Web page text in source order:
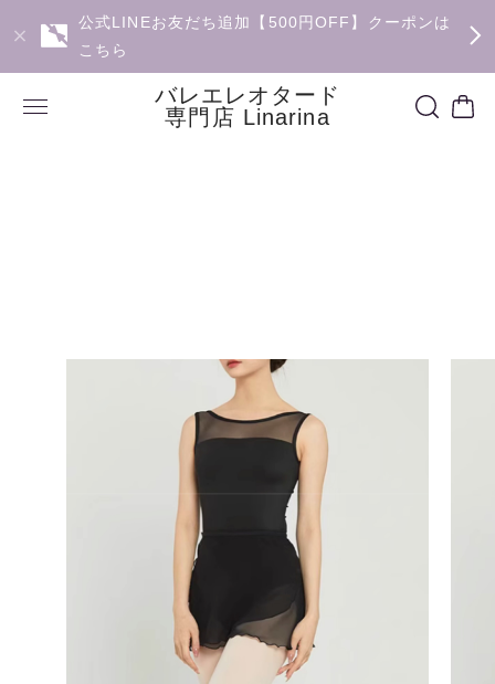
公式LINEお友だち追加【500円OFF】クーポンは
こちら
バレエレオタード
専門店 Linarina